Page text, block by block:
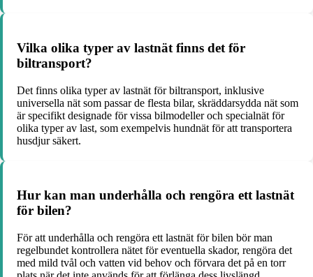
Vilka olika typer av lastnät finns det för
biltransport?
Det finns olika typer av lastnät för biltransport, inklusive
universella nät som passar de flesta bilar, skräddarsydda nät som
är specifikt designade för vissa bilmodeller och specialnät för
olika typer av last, som exempelvis hundnät för att transportera
husdjur säkert.
Hur kan man underhålla och rengöra ett lastnät
för bilen?
För att underhålla och rengöra ett lastnät för bilen bör man
regelbundet kontrollera nätet för eventuella skador, rengöra det
med mild tvål och vatten vid behov och förvara det på en torr